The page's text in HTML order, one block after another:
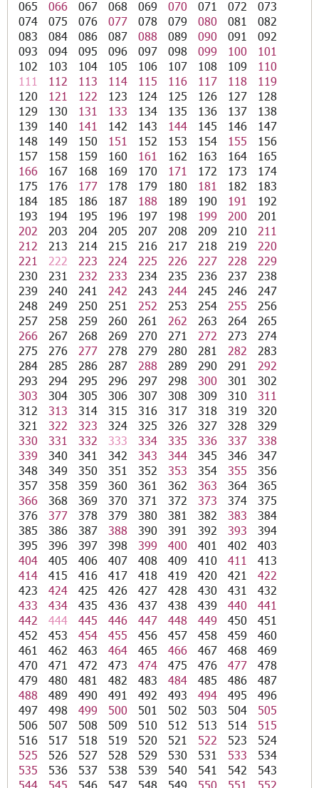
065 066 067 068 069 070 071 072
073
074
075 076 077 078 079 080 081
082
083
084 086 087 088 089 090 091
092
093
094 095 096 097 098 099 100
101
102
103 104 105 106 107 108 109
110
111
112 113 114 115 116 117 118
119
120
121 122 123 124 125 126 127
128
129
130 131 133 134 135 136 137
138
139
140 141 142 143 144 145 146
147
148
149 150 151 152 153 154 155
156
157
158 159 160 161 162 163 164
165
166
167 168 169 170 171 172 173
174
175
176 177 178 179 180 181 182
183
184
185 186 187 188 189 190 191
192
193
194 195 196 197 198 199 200
201
202
203 204 205 207 208 209 210
211
212
213 214 215 216 217 218 219
220
221
222 223 224 225 226 227 228
229
230
231 232 233 234 235 236 237
238
239
240 241 242 243 244 245 246
247
248
249 250 251 252 253 254 255
256
257
258 259 260 261 262 263 264
265
266
267 268 269 270 271 272 273
274
275
276 277 278 279 280 281 282
283
284
285 286 287 288 289 290 291
292
293
294 295 296 297 298 300 301
302
303
304 305 306 307 308 309 310
311
312
313 314 315 316 317 318 319
320
321
322 323 324 325 326 327 328
329
330
331 332 333 334 335 336 337
338
339
340 341 342 343 344 345 346
347
348
349 350 351 352 353 354 355
356
357
358 359 360 361 362 363 364
365
366
368 369 370 371 372 373 374
375
376
377 378 379 380 381 382 383
384
385
386 387 388 390 391 392 393
394
395
396 397 398 399 400 401 402
403
404
405 406 407 408 409 410 411
413
414
415 416 417 418 419 420 421
422
423
424 425 426 427 428 430 431
432
433
434 435 436 437 438 439 440
441
442
444 445 446 447 448 449 450
451
452
453 454 455 456 457 458 459
460
461
462 463 464 465 466 467 468
469
470
471 472 473 474 475 476 477
478
479
480 481 482 483 484 485 486
487
488
489 490 491 492 493 494 495
496
497
498 499 500 501 502 503 504
505
506
507 508 509 510 512 513 514
515
516
517 518 519 520 521 522 523
524
525
526 527 528 529 530 531 533
534
535
536 537 538 539 540 541 542
543
544
545 546 547 548 549 550 551
552